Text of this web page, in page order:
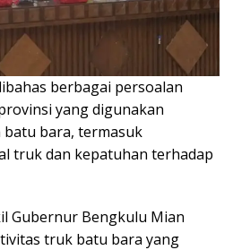
berbagai persoalan
yang digunakan
bara, termasuk
truk dan kepatuhan terhadap
Gubernur Bengkulu Mian
truk batu bara yang